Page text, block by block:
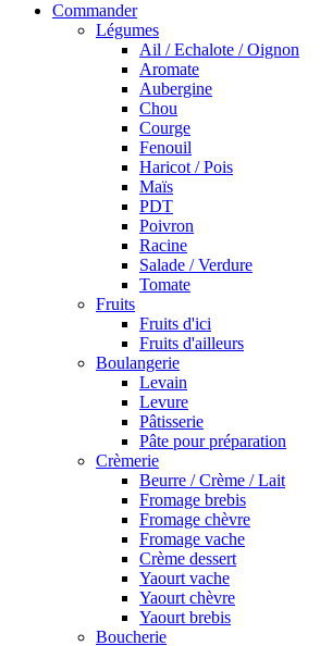
Commander
Légumes
Ail / Echalote / Oignon
Aromate
Aubergine
Chou
Courge
Fenouil
Haricot / Pois
Maïs
PDT
Poivron
Racine
Salade / Verdure
Tomate
Fruits
Fruits d'ici
Fruits d'ailleurs
Boulangerie
Levain
Levure
Pâtisserie
Pâte pour préparation
Crèmerie
Beurre / Crème / Lait
Fromage brebis
Fromage chèvre
Fromage vache
Crème dessert
Yaourt vache
Yaourt chèvre
Yaourt brebis
Boucherie